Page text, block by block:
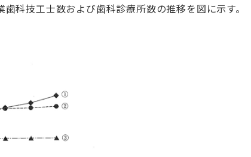
科技工士数および歯科診療所数の推移を図に示す。